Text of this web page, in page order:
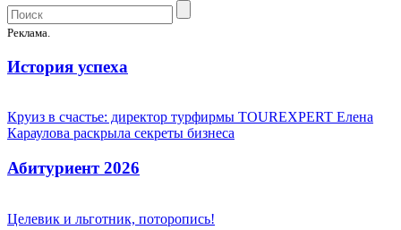
Реклама.
История успеха
Круиз в счастье: директор турфирмы TOUREXPERT Елена
Караулова раскрыла секреты бизнеса
Абитуриент 2026
Целевик и льготник, поторопись!